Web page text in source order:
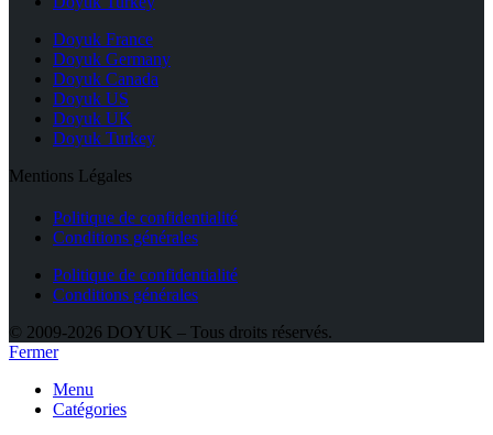
Doyuk France
Doyuk Germany
Doyuk Canada
Doyuk US
Doyuk UK
Doyuk Turkey
Mentions Légales
Politique de confidentialité
Conditions générales
Politique de confidentialité
Conditions générales
© 2009-2026 DOYUK – Tous droits réservés.
Fermer
Menu
Catégories